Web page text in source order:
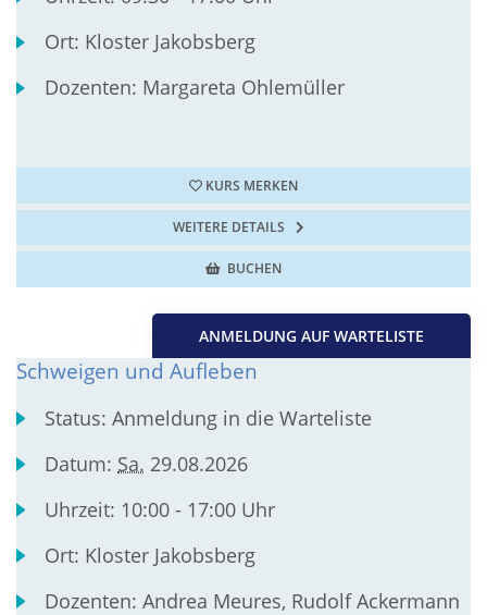
Ort: Kloster Jakobsberg
Dozenten: Margareta Ohlemüller
KURS MERKEN
WEITERE DETAILS
BUCHEN
ANMELDUNG AUF WARTELISTE
Schweigen und Aufleben
Status:Anmeldung in die Warteliste
Datum: Sa. 29.08.2026
Uhrzeit: 10:00 - 17:00 Uhr
Ort: Kloster Jakobsberg
Dozenten:Andrea Meures, Rudolf Ackermann